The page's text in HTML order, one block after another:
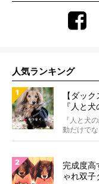
人気ランキング
【ダッ
『人と
『人と犬
動だけで
あ...
完成度高
ゃれ双